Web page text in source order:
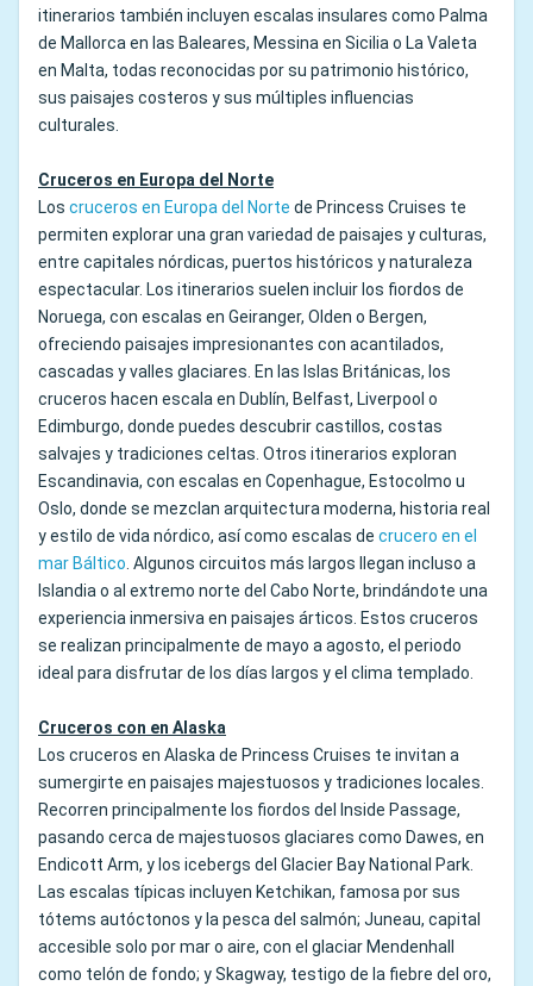
itinerarios también incluyen escalas insulares como Palma
de Mallorca en las Baleares, Messina en Sicilia o La Valeta
en Malta, todas reconocidas por su patrimonio histórico,
sus paisajes costeros y sus múltiples influencias
culturales.
Cruceros en Europa del Norte
Los cruceros en Europa del Norte de Princess Cruises te
permiten explorar una gran variedad de paisajes y culturas,
entre capitales nórdicas, puertos históricos y naturaleza
espectacular. Los itinerarios suelen incluir los fiordos de
Noruega, con escalas en Geiranger, Olden o Bergen,
ofreciendo paisajes impresionantes con acantilados,
cascadas y valles glaciares. En las Islas Británicas, los
cruceros hacen escala en Dublín, Belfast, Liverpool o
Edimburgo, donde puedes descubrir castillos, costas
salvajes y tradiciones celtas. Otros itinerarios exploran
Escandinavia, con escalas en Copenhague, Estocolmo u
Oslo, donde se mezclan arquitectura moderna, historia real
y estilo de vida nórdico, así como escalas de crucero en el
mar Báltico. Algunos circuitos más largos llegan incluso a
Islandia o al extremo norte del Cabo Norte, brindándote una
experiencia inmersiva en paisajes árticos. Estos cruceros
se realizan principalmente de mayo a agosto, el periodo
ideal para disfrutar de los días largos y el clima templado.
Cruceros con en Alaska
Los cruceros en Alaska de Princess Cruises te invitan a
sumergirte en paisajes majestuosos y tradiciones locales.
Recorren principalmente los fiordos del Inside Passage,
pasando cerca de majestuosos glaciares como Dawes, en
Endicott Arm, y los icebergs del Glacier Bay National Park.
Las escalas típicas incluyen Ketchikan, famosa por sus
tótems autóctonos y la pesca del salmón; Juneau, capital
accesible solo por mar o aire, con el glaciar Mendenhall
como telón de fondo; y Skagway, testigo de la fiebre del oro,